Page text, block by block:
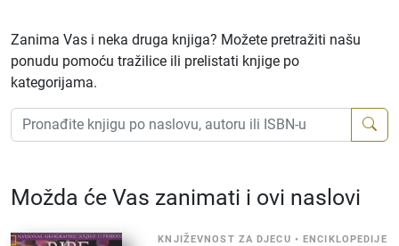
Zanima Vas i neka druga knjiga? Možete pretražiti našu
ponudu pomoću tražilice ili prelistati knjige po
kategorijama.
Možda će Vas zanimati i ovi naslovi
KNJIŽEVNOST ZA DJECU •ENCIKLOPEDIJE